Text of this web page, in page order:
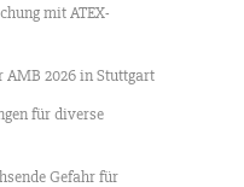
mit ATEX-
AMB 2026 in Stuttgart
für diverse
Gefahr für